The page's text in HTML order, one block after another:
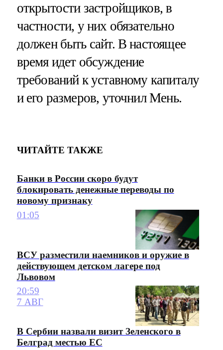
открытости застройщиков, в
частности, у них обязательно
должен быть сайт. В настоящее
время идет обсуждение
требований к уставному капиталу
и его размеров, уточнил Мень.
ЧИТАЙТЕ ТАКЖЕ
Банки в России скоро будут
блокировать денежные переводы по
новому признаку
01:05
ВСУ разместили наемников и оружие в
действующем детском лагере под
Львовом
20:59
7 АВГ
В Сербии назвали визит Зеленского в
Белград местью ЕС